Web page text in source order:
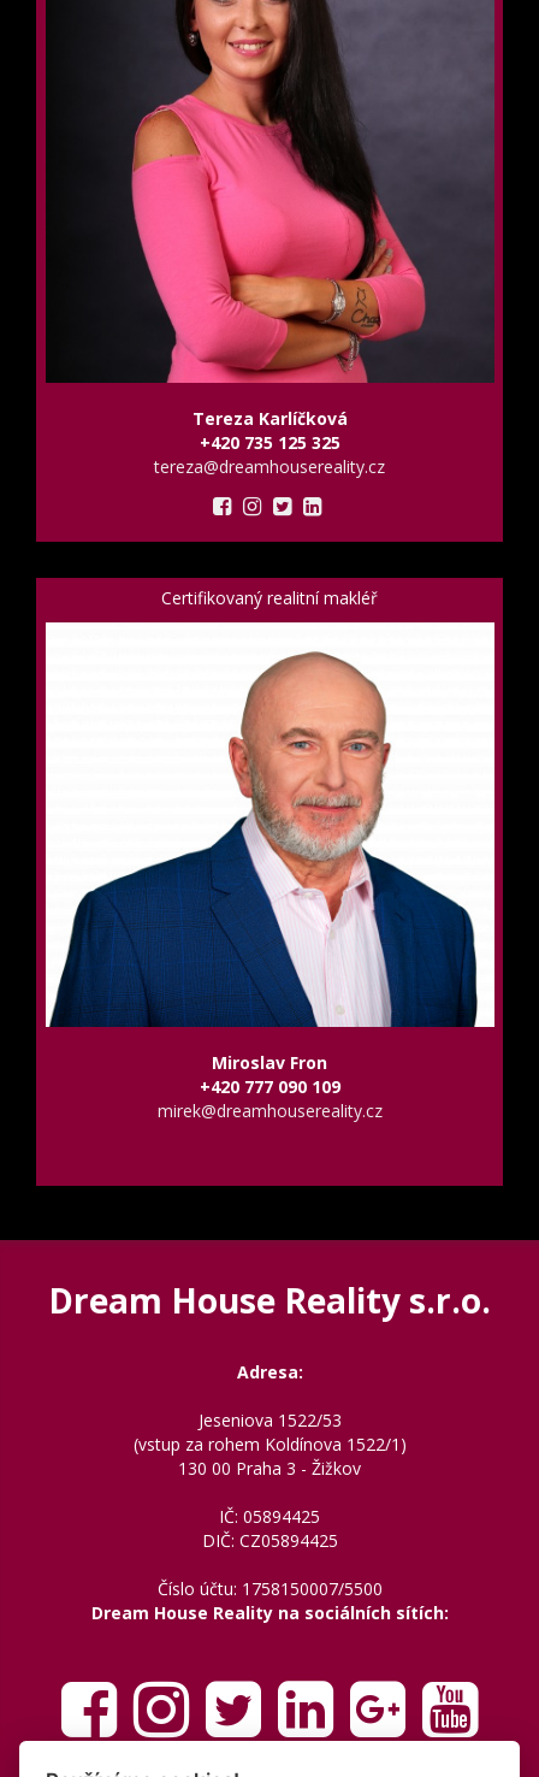
Tereza Karlíčková
+420 735 125 325
tereza@dreamhousereality.cz
Certifikovaný realitní makléř
Miroslav Fron
+420 777 090 109
mirek@dreamhousereality.cz
Dream House Reality s.r.o.
Adresa:
Jeseniova 1522/53
(vstup za rohem Koldínova 1522/1)
130 00 Praha 3 - Žižkov
IČ: 05894425
DIČ: CZ05894425
Číslo účtu: 1758150007/5500
Dream House Reality na sociálních sítích: